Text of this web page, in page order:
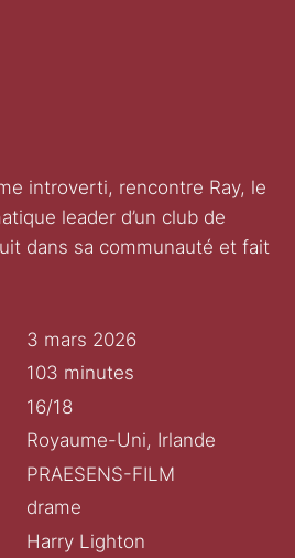
introverti, rencontre Ray, le
leader d’un club de
dans sa communauté et fait
3 mars 2026
103 minutes
16/18
Royaume-Uni, Irlande
PRAESENS-FILM
drame
Harry Lighton